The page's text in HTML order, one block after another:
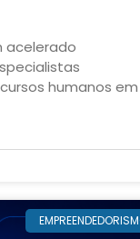
acelerado
humanos em